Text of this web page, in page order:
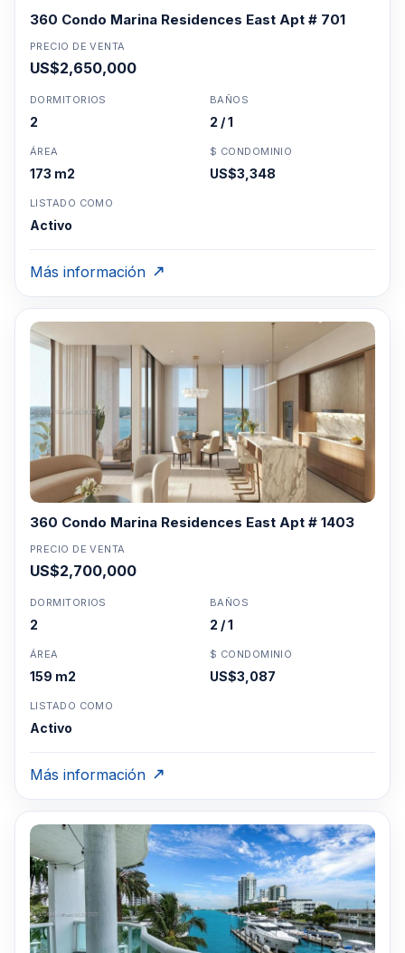
360 Condo Marina Residences East Apt # 701
PRECIO DE VENTA
US$2,650,000
DORMITORIOS
2
BAÑOS
2 / 1
ÁREA
173 m2
$ CONDOMINIO
US$3,348
LISTADO COMO
Activo
Más información
360 Condo Marina Residences East Apt # 1403
PRECIO DE VENTA
US$2,700,000
DORMITORIOS
2
BAÑOS
2 / 1
ÁREA
159 m2
$ CONDOMINIO
US$3,087
LISTADO COMO
Activo
Más información